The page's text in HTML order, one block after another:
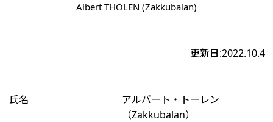
Albert THOLEN (Zakkubalan)
更新日:2022.10.4
氏名
アルバート・トーレン
（Zakkubalan）